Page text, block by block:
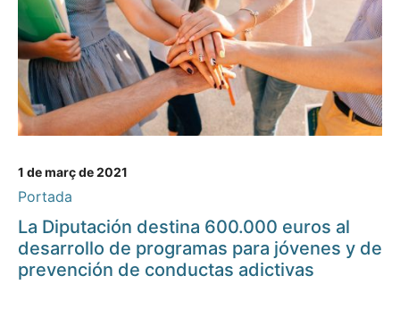
1 de març de 2021
Portada
La Diputación destina 600.000 euros al
desarrollo de programas para jóvenes y de
prevención de conductas adictivas